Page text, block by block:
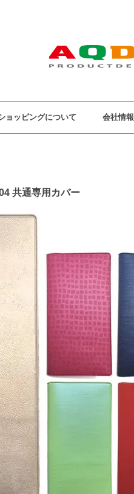
ョッピングについて 会社情報
共通専用カバー